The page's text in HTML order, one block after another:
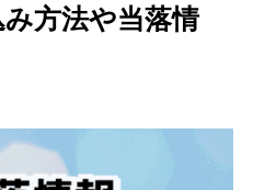
方法や当落情